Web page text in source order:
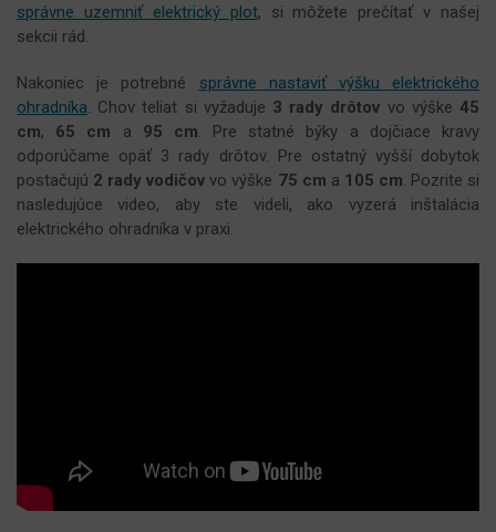
správne uzemniť elektrický plot, si môžete prečítať v našej
sekcii rád.
Nakoniec je potrebné správne nastaviť výšku elektrického
ohradníka. Chov teliat si vyžaduje 3 rady drôtov vo výške 45
cm, 65 cm a 95 cm. Pre statné býky a dojčiace kravy
odporúčame opäť 3 rady drôtov. Pre ostatný vyšší dobytok
postačujú 2 rady vodičov vo výške 75 cm a 105 cm. Pozrite si
nasledujúce video, aby ste videli, ako vyzerá inštalácia
elektrického ohradníka v praxi.